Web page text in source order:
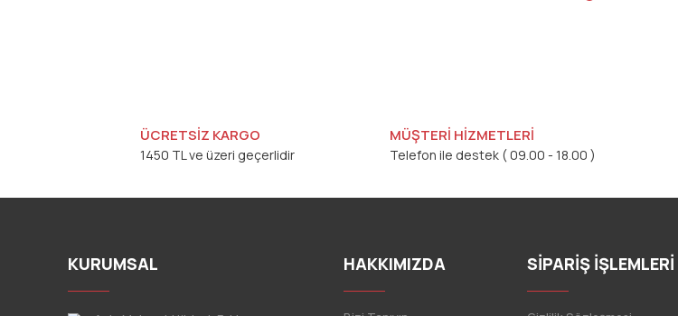
ÜCRETSİZ KARGO
1450 TL ve üzeri geçerlidir
MÜŞTERİ HİZMETLERİ
Telefon ile destek ( 09.00 - 18.00 )
KURUMSAL HAKKIMIZDA SİPARİŞ İŞLEMLERİ